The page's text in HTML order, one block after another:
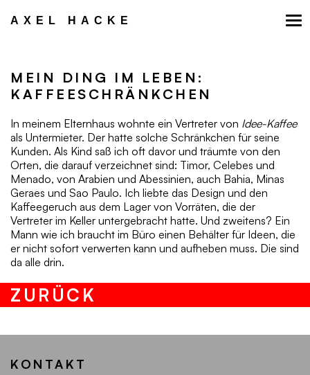
InhaltAXEL HACKE
MEIN DING IM LEBEN:
KAFFEESCHRÄNKCHEN
In meinem Elternhaus wohnte ein Vertreter von Idee-Kaffee
als Untermieter. Der hatte solche Schränkchen für seine
Kunden. Als Kind saß ich oft davor und träumte von den
Orten, die darauf verzeichnet sind: Timor, Celebes und
Menado, von Arabien und Abessinien, auch Bahia, Minas
Geraes und Sao Paulo. Ich liebte das Design und den
Kaffeegeruch aus dem Lager von Vorräten, die der
Vertreter im Keller untergebracht hatte. Und zweitens? Ein
Mann wie ich braucht im Büro einen Behälter für Ideen, die
er nicht sofort verwerten kann und aufheben muss. Die sind
da alle drin.
ZURÜCK
KONTAKT